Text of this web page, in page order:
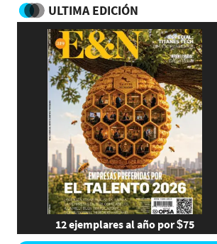
ULTIMA EDICIÓN
12 ejemplares al año por $75